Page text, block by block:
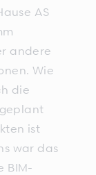
AS
andere
Wie
die
ist
war das
BIM-